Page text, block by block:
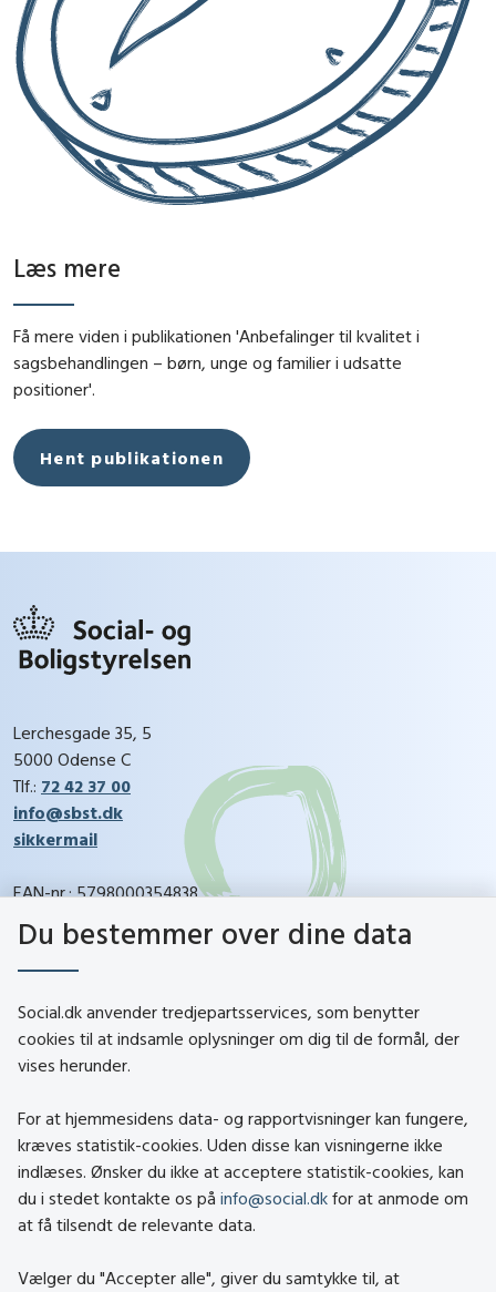
Læs mere
Få mere viden i publikationen 'Anbefalinger til kvalitet i
sagsbehandlingen – børn, unge og familier i udsatte
positioner'.
Hent publikationen
Lerchesgade 35, 5
5000 Odense C
Tlf.: 72 42 37 00
info@sbst.dk
sikkermail
EAN-nr.: 5798000354838
CVR-nr.: 26144698
Kontakt
About social.dk
Tilgængelighedserklæring
Om brugen af cookies
Du bestemmer over dine data
Social.dk anvender tredjepartsservices, som benytter
cookies til at indsamle oplysninger om dig til de formål, der
vises herunder.
For at hjemmesidens data- og rapportvisninger kan fungere,
kræves statistik-cookies. Uden disse kan visningerne ikke
indlæses. Ønsker du ikke at acceptere statistik-cookies, kan
du i stedet kontakte os på info@social.dk for at anmode om
at få tilsendt de relevante data.
Vælger du "Accepter alle", giver du samtykke til, at